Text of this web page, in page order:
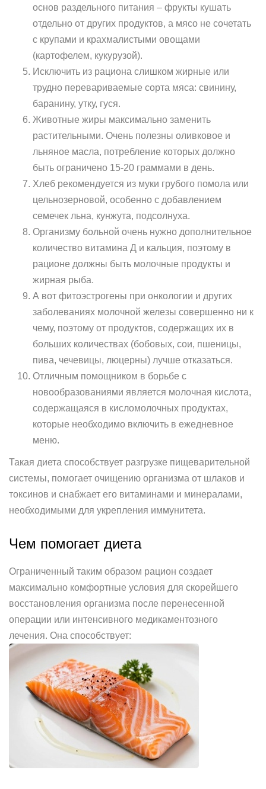
основ раздельного питания – фрукты кушать
отдельно от других продуктов, а мясо не сочетать
с крупами и крахмалистыми овощами
(картофелем, кукурузой).
Исключить из рациона слишком жирные или
трудно перевариваемые сорта мяса: свинину,
баранину, утку, гуся.
Животные жиры максимально заменить
растительными. Очень полезны оливковое и
льняное масла, потребление которых должно
быть ограничено 15-20 граммами в день.
Хлеб рекомендуется из муки грубого помола или
цельнозерновой, особенно с добавлением
семечек льна, кунжута, подсолнуха.
Организму больной очень нужно дополнительное
количество витамина Д и кальция, поэтому в
рационе должны быть молочные продукты и
жирная рыба.
А вот фитоэстрогены при онкологии и других
заболеваниях молочной железы совершенно ни к
чему, поэтому от продуктов, содержащих их в
больших количествах (бобовых, сои, пшеницы,
пива, чечевицы, люцерны) лучше отказаться.
Отличным помощником в борьбе с
новообразованиями является молочная кислота,
содержащаяся в кисломолочных продуктах,
которые необходимо включить в ежедневное
меню.
Такая диета способствует разгрузке пищеварительной
системы, помогает очищению организма от шлаков и
токсинов и снабжает его витаминами и минералами,
необходимыми для укрепления иммунитета.
Чем помогает диета
Ограниченный таким образом рацион создает
максимально комфортные условия для скорейшего
восстановления организма после перенесенной
операции или интенсивного медикаментозного
лечения. Она способствует: